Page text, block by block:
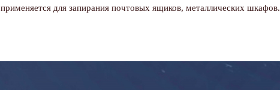
применяется для запирания почтовых ящиков, металлических шкафов.